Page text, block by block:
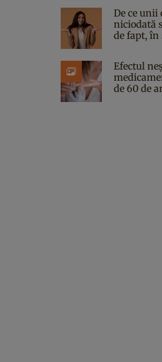
De ce unii
niciodată
de fapt, în
Efectul
de 60 de